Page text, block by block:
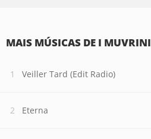
MAIS MÚSICAS DE I MUVRINI
Veiller Tard (Edit Radio)
Eterna